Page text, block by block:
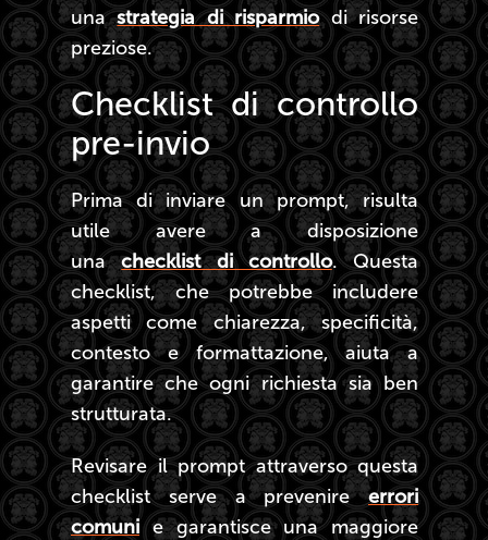
unastrategia di risparmiodi risorse
preziose.
Checklist di controllo
pre-invio
Prima di inviare un prompt, risulta
utile avere a disposizione
unachecklist di controllo. Questa
checklist, che potrebbe includere
aspetti come chiarezza, specificità,
contesto e formattazione, aiuta a
garantire che ogni richiesta sia ben
strutturata.
Revisare il prompt attraverso questa
checklist serve a prevenireerrori
comunie garantisce una maggiore